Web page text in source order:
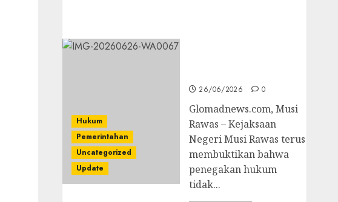
Hukum
Pemerintahan
Uncategorized
Update
26/06/2026 0
Glomadnews.com, Musi
Rawas – Kejaksaan
Negeri Musi Rawas terus
membuktikan bahwa
penegakan hukum
tidak...